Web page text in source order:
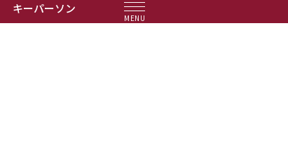
キーパーソン
MENU